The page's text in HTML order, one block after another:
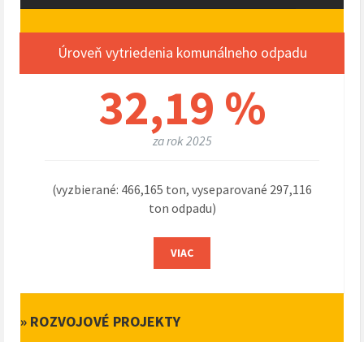
Úroveň vytriedenia komunálneho odpadu
32,19 %
za rok 2025
(vyzbierané: 466,165 ton, vyseparované 297,116
ton odpadu)
VIAC
» ROZVOJOVÉ PROJEKTY